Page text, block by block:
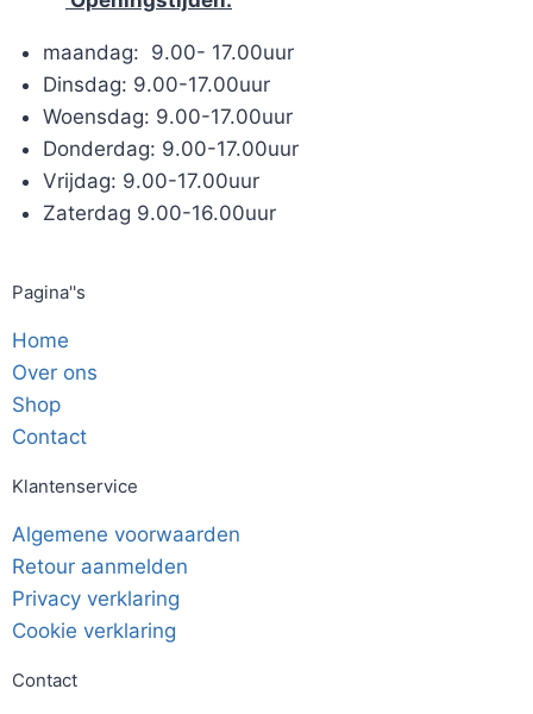
maandag: 9.00- 17.00uur
Dinsdag: 9.00-17.00uur
Woensdag: 9.00-17.00uur
Donderdag: 9.00-17.00uur
Vrijdag: 9.00-17.00uur
Zaterdag 9.00-16.00uur
Pagina''s
Home
Over ons
Shop
Contact
Klantenservice
Algemene voorwaarden
Retour aanmelden
Privacy verklaring
Cookie verklaring
Contact